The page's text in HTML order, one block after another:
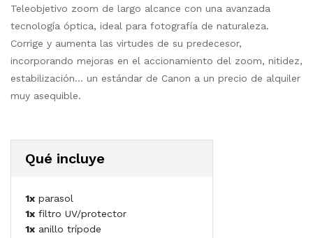
Teleobjetivo zoom de largo alcance con una avanzada
tecnología óptica, ideal para fotografía de naturaleza.
Corrige y aumenta las virtudes de su predecesor,
incorporando mejoras en el accionamiento del zoom, nitidez,
estabilización... un estándar de Canon a un precio de alquiler
muy asequible.
Qué incluye
1x parasol
1x filtro UV/protector
1x anillo trípode